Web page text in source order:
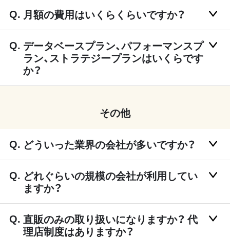
月額の費用はいくらくらいですか？
データベースプラン、パフォーマンスプ
ラン、ストラテジープランはいくらです
か？
その他
どういった業界の会社が多いですか？
どれぐらいの規模の会社が利用してい
ますか？
直販のみの取り扱いになりますか？ 代
理店制度はありますか？